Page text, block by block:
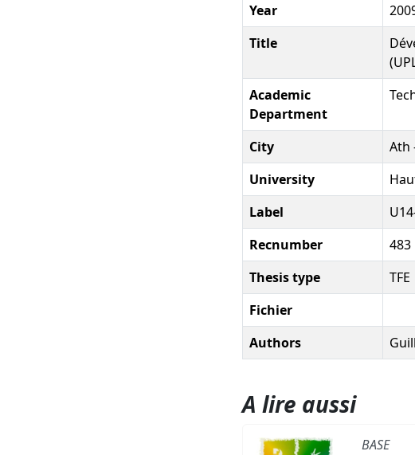
Year
Title
Academic
Department
City
Ath
University
Label
Recnumber
483
Thesis type
TFE
Fichier
Authors
A lire aussi
BASE